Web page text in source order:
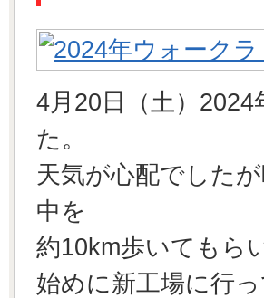
4月20日（土）
た。
天気が心配でした
中を
約10km歩いてもら
始めに新工場に行